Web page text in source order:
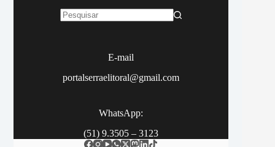
E-mail
portalserraelitoral@gmail.com
WhatsApp:
(51) 9.3505 – 3123